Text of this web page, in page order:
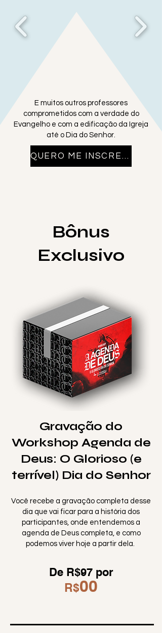
E muitos outros professores
comprometidos com a verdade do
Evangelho e com a edificação da Igreja
até o Dia do Senhor.
QUERO ME INSCREVER
Bônus
Exclusivo
Gravação do
Workshop Agenda de
Deus: O Glorioso (e
terrível) Dia do Senhor
Você recebe a gravação completa desse
dia que vai ficar para a história dos
participantes, onde entendemos a
agenda de Deus completa, e como
podemos viver hoje a partir dela.
De R$97 por
R$00